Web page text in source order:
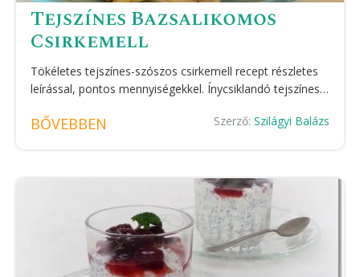
Tejszínes Bazsalikomos
Csirkemell
Tökéletes tejszínes-szószos csirkemell recept részletes
leírással, pontos mennyiségekkel. Ínycsiklandó tejszínes…
BŐVEBBEN Szerző: Szilágyi Balázs